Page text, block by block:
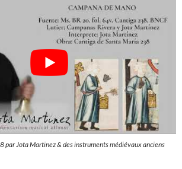
par Jota Martinez & des instruments médiévaux anciens